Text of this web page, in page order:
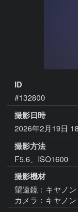
ID
#132800
撮影日時
2026年2月19日
撮影方法
F5.6、ISO1600
撮影機材
望遠鏡：キヤノン
カメラ：キヤノン